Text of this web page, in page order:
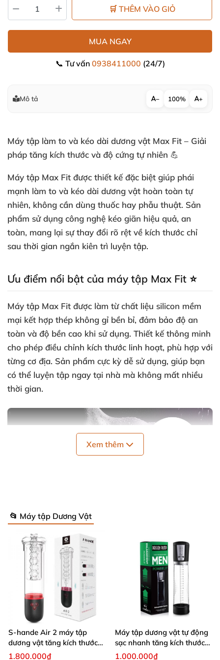
🛒 THÊM VÀO GIỎ
MUA NGAY
📞 Tư vấn 0938411000 (24/7)
Mô tả − 100% +
Máy tập làm to và kéo dài dương vật Max Fit – Giải
pháp tăng kích thước và độ cứng tự nhiên 💪
Máy tập Max Fit được thiết kế đặc biệt giúp phái
mạnh làm to và kéo dài dương vật hoàn toàn tự
nhiên, không cần dùng thuốc hay phẫu thuật. Sản
phẩm sử dụng công nghệ kéo giãn hiệu quả, an
toàn, mang lại sự thay đổi rõ rệt về kích thước chỉ
sau thời gian ngắn kiên trì luyện tập.
Ưu điểm nổi bật của máy tập Max Fit ⭐
Máy tập Max Fit được làm từ chất liệu silicon mềm
mại kết hợp thép không gỉ bền bỉ, đảm bảo độ an
toàn và độ bền cao khi sử dụng. Thiết kế thông minh
cho phép điều chỉnh kích thước linh hoạt, phù hợp với
từng cơ địa. Sản phẩm cực kỳ dễ sử dụng, giúp bạn
có thể luyện tập ngay tại nhà mà không mất nhiều
thời gian.
Máy tập kéo dài dương vật Max Fit tăng kích thước hiệu quả
Xem thêm
📂 Máy tập Dương Vật
S-hande Air 2 máy tập
dương vật tăng kích thước
tự động cao cấp
1.800.000₫
Máy tập dương vật tự động
sạc nhanh tăng kích thước
hiệu quả
1.000.000₫